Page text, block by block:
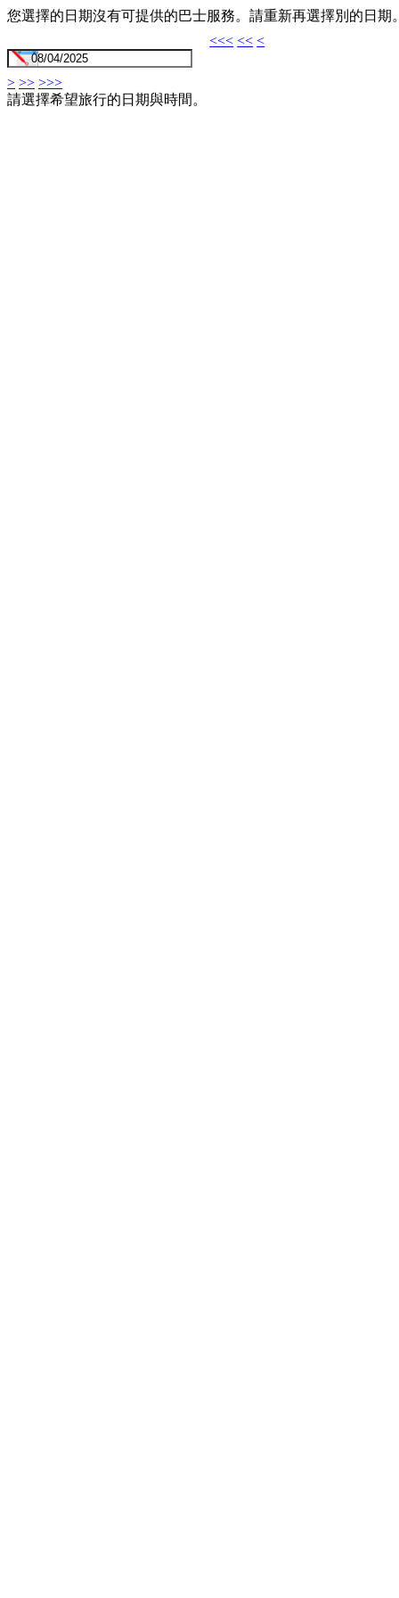
您選擇的日期沒有可提供的巴士服務。請重新再選擇別的日期
<<< << <
> >> >>>
請選擇希望旅行的日期與時間。